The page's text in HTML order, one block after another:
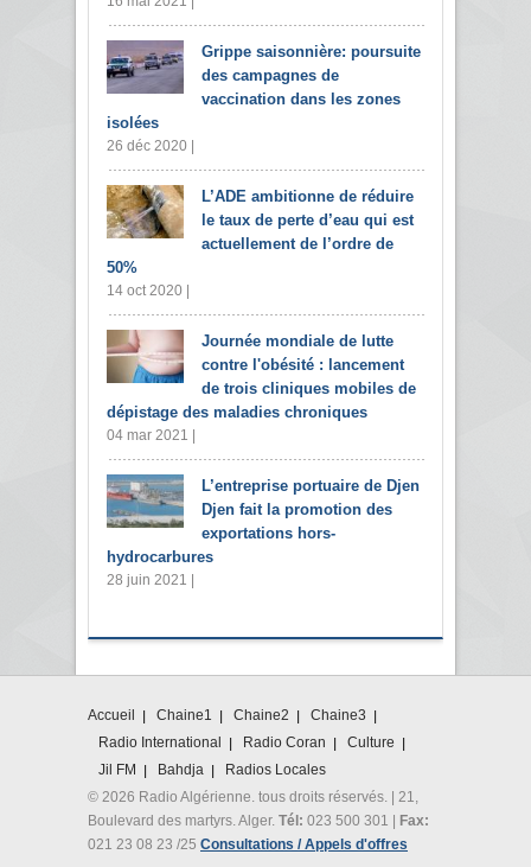
Grippe saisonnière: poursuite
des campagnes de
vaccination dans les zones
isolées
26 déc 2020 |
L’ADE ambitionne de réduire
le taux de perte d’eau qui est
actuellement de l’ordre de
50%
14 oct 2020 |
Journée mondiale de lutte
contre l'obésité : lancement
de trois cliniques mobiles de
dépistage des maladies chroniques
04 mar 2021 |
L’entreprise portuaire de Djen
Djen fait la promotion des
exportations hors-
hydrocarbures
28 juin 2021 |
Accueil Chaine1 Chaine2
Chaine3
Radio International
Radio Coran
Culture
Jil FM
Bahdja
Radios Locales
© 2026 Radio Algérienne. tous droits réservés. | 21,
Boulevard des martyrs. Alger. Tél: 023 500 301 | Fax:
021 23 08 23 /25 Consultations / Appels d'offres